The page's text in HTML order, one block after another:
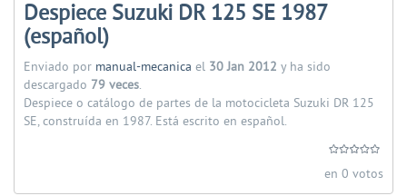
Despiece Suzuki DR 125 SE 1987
(español)
Enviado por manual-mecanica el 30 Jan 2012 y ha sido
descargado 79 veces.
Despiece o catálogo de partes de la motocicleta Suzuki DR 125
SE, construída en 1987. Está escrito en español.
en 0 votos